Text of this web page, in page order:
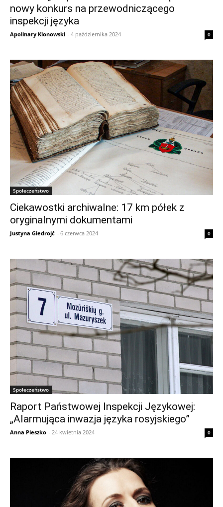
nowy konkurs na przewodniczącego
inspekcji języka
Apolinary Klonowski - 4 października 2024 0
Społeczeństwo
Ciekawostki archiwalne: 17 km półek z
oryginalnymi dokumentami
Justyna Giedrojć - 6 czerwca 2024 0
Społeczeństwo
Raport Państwowej Inspekcji Językowej:
„Alarmująca inwazja języka rosyjskiego”
Anna Pieszko - 24 kwietnia 2024 0